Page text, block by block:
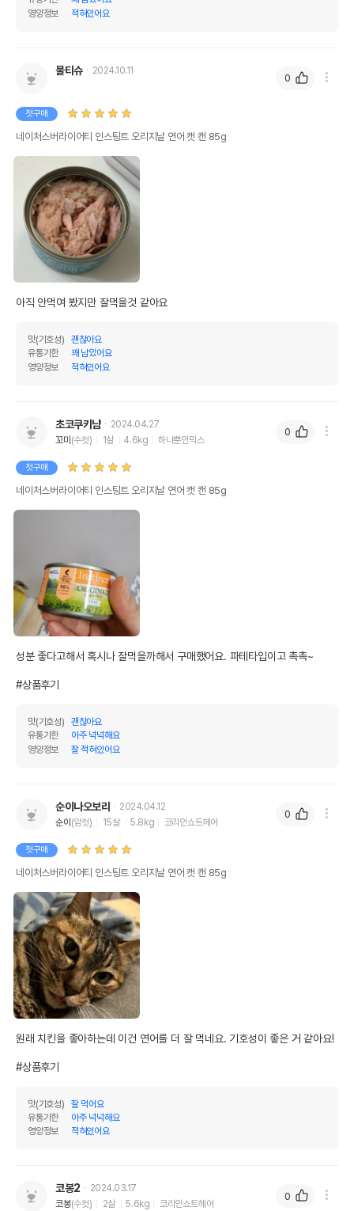
원료구성
셀레나이트, 칼륨 요오드),L-Ascorbyl-2-Poly
제품 타입 캔
권장 연령 모든연령
* 브랜드사에서 제공한 정보로 모든 책임은 브랜드사에 있습니다.
* 해당 정보는 브랜드사 사정에 의해 일부 변경될 수 있습니다.
상품 필수 정보
품명 및 모델명
받았음을 확인할수 있는
상세페이지 참조
제조국 또는 원산지
AS책임자와 전화번호
또는 소비자상담 관련
어바웃펫//1644-9601
유통기한
이후인 상품이 출고됩니다.
영양정보
적혀있어요
물티슈 2024.10.11
첫구매
네이처스버라이어티 인스팅트 오리지날 연어 캣 캔 85g
아직 안먹여 봤지만 잘먹을것 같아요
맛(기호성)
괜찮아요
유통기한
꽤 남았어요
영양정보
적혀있어요
0
초코쿠키냠
2024.04.27
꼬미(수컷) 1살 4.6kg 하나뿐인믹스
첫구매
네이처스버라이어티 인스팅트 오리지날 연어 캣 캔 85g
성분 좋다고해서 혹시나 잘먹을까해서 구매했어요. 파테타입이고 촉촉~
#상품후기
맛(기호성)
괜찮아요
유통기한
아주 넉넉해요
영양정보
잘 적혀있어요
0
순이나오보리
2024.04.12
순이(암컷) 15살 5.8kg 코리안쇼트헤어
첫구매
네이처스버라이어티 인스팅트 오리지날 연어 캣 캔 85g
원래 치킨을 좋아하는데 이건 연어를 더 잘 먹네요. 기호성이 좋은 거 같아요!
#상품후기
맛(기호성)
잘 먹어요
유통기한
아주 넉넉해요
영양정보
적혀있어요
0
코봉2
2024.03.17
코봉(수컷) 2살 5.6kg 코리안쇼트헤어
0